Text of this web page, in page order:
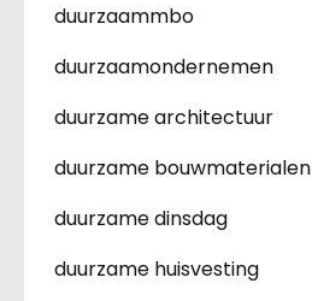
duurzaammbo
duurzaamondernemen
duurzame architectuur
duurzame bouwmaterialen
duurzame dinsdag
duurzame huisvesting